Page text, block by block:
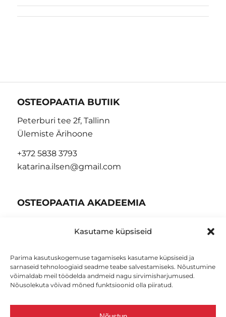
Kasutame küpsiseid
Parima kasutuskogemuse tagamiseks kasutame küpsiseid ja
sarnaseid tehnoloogiaid seadme teabe salvestamiseks. Nõustumine
võimaldab meil töödelda andmeid nagu sirvimisharjumused.
Nõusolekuta võivad mõned funktsioonid olla piiratud.
OSTEOPAATIA BUTIIK
Peterburi tee 2f, Tallinn
Ülemiste Ärihoone
+372 5838 3793
katarina.ilsen@gmail.com
OSTEOPAATIA AKADEEMIA
Ülemiste Ärihoone
+372 5557 7338
info@osteopaat.ee
AVATUD